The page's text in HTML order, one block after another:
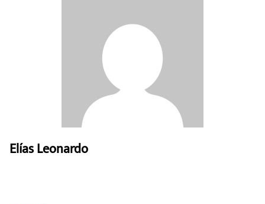
SELECCIÓN MEXICANA
FUTBOL INTERNACIONAL
Elías Leonardo